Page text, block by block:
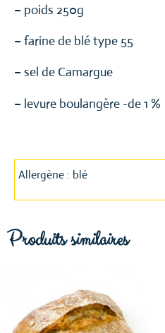
– poids 250g
– farine de blé type 55
– sel de Camargue
– levure boulangère -de 1 %
Allergène : blé
Produits similaires